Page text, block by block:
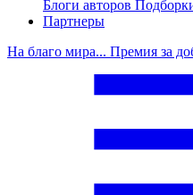
Блоги авторов
Партнеры
На благо мира... Премия за